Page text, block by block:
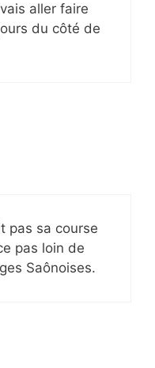
aller faire
du côté de
pas sa course
pas loin de
Saônoises.